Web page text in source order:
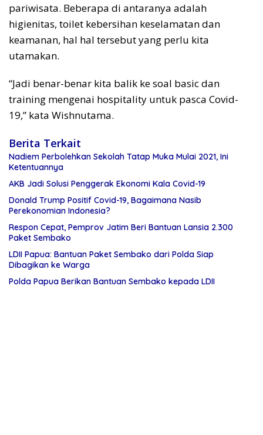
pariwisata. Beberapa di antaranya adalah
higienitas, toilet kebersihan keselamatan dan
keamanan, hal hal tersebut yang perlu kita
utamakan.
“Jadi benar-benar kita balik ke soal basic dan
training mengenai hospitality untuk pasca Covid-
19,” kata Wishnutama.
Berita Terkait
Nadiem Perbolehkan Sekolah Tatap Muka Mulai 2021, Ini
Ketentuannya
AKB Jadi Solusi Penggerak Ekonomi Kala Covid-19
Donald Trump Positif Covid-19, Bagaimana Nasib
Perekonomian Indonesia?
Respon Cepat, Pemprov Jatim Beri Bantuan Lansia 2.300
Paket Sembako
LDII Papua: Bantuan Paket Sembako dari Polda Siap
Dibagikan ke Warga
Polda Papua Berikan Bantuan Sembako kepada LDII